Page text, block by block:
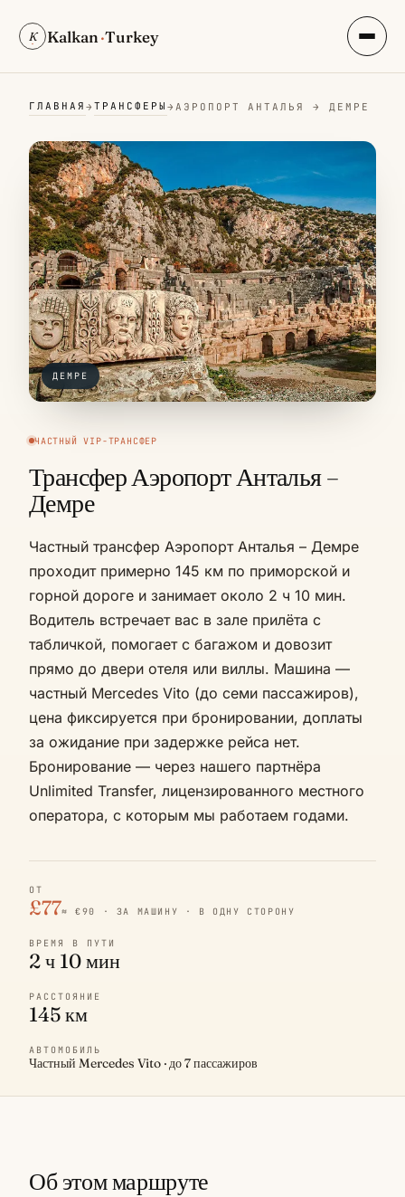
K Kalkan·Turkey
ГЛАВНАЯ → ТРАНСФЕРЫ → АЭРОПОРТ АНТАЛЬЯ → ДЕМРЕ
ЧАСТНЫЙ VIP-ТРАНСФЕР
Трансфер Аэропорт Анталья –
Демре
Частный трансфер Аэропорт Анталья – Демре
проходит примерно 145 км по приморской и
горной дороге и занимает около 2 ч 10 мин.
Водитель встречает вас в зале прилёта с
табличкой, помогает с багажом и довозит
прямо до двери отеля или виллы. Машина —
частный Mercedes Vito (до семи пассажиров),
цена фиксируется при бронировании, доплаты
за ожидание при задержке рейса нет.
Бронирование — через нашего партнёра
Unlimited Transfer, лицензированного местного
оператора, с которым мы работаем годами.
ДЕМРЕ
ОТ
£77≈ €90 · ЗА МАШИНУ · В ОДНУ СТОРОНУ
ВРЕМЯ В ПУТИ
2 ч 10 мин
РАССТОЯНИЕ
145 км
АВТОМОБИЛЬ
Частный Mercedes Vito · до 7 пассажиров
Об этом маршруте